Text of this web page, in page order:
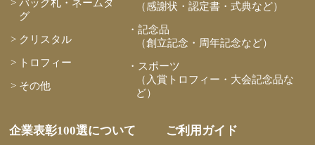
> バッグ札・ネームタ
グ
> クリスタル
> トロフィー
> その他
（感謝状・認定書・式典など）
・記念品
（創立記念・周年記念など）
・スポーツ
（入賞トロフィー・大会記念品な
ど）
企業表彰100選について ご利用ガイド